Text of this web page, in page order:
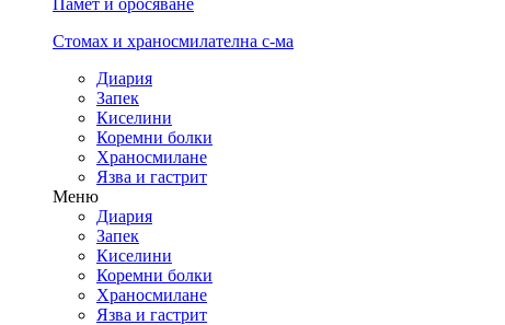
Стомах и храносмилателна с-ма
Диария
Запек
Киселини
Коремни болки
Храносмилане
Язва и гастрит
Меню
Диария
Запек
Киселини
Коремни болки
Храносмилане
Язва и гастрит